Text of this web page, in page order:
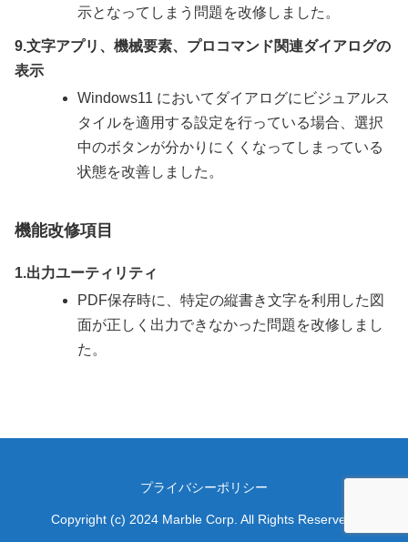
示となってしまう問題を改修しました。
9.文字アプリ、機械要素、プロコマンド関連ダイアログの
表示
Windows11 においてダイアログにビジュアルス
タイルを適用する設定を行っている場合、選択
中のボタンが分かりにくくなってしまっている
状態を改善しました。
機能改修項目
1.出力ユーティリティ
PDF保存時に、特定の縦書き文字を利用した図
面が正しく出力できなかった問題を改修しまし
た。
プライバシーポリシー
Copyright (c) 2024 Marble Corp. All Rights Reserved.